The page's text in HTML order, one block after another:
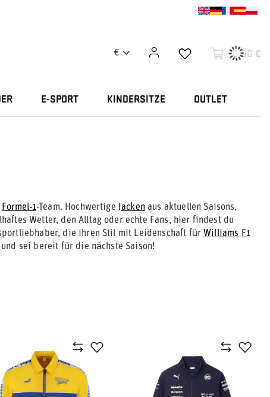
€ 0,00 €
E-SPORT KINDERSITZE OUTLET
Formel-1-Team. Hochwertige Jacken aus aktuellen Saisons,
Wetter, den Alltag oder echte Fans, hier findest du
die ihren Stil mit Leidenschaft für Williams F1
sei bereit für die nächste Saison!